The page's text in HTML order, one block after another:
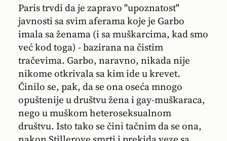
Paris trvdi da je zapravo "upoznatost"
javnosti sa svim aferama koje je Garbo
imala sa ženama (i sa muškarcima, kad smo
već kod toga) - bazirana na čistim
tračevima. Garbo, naravno, nikada nije
nikome otkrivala sa kim ide u krevet.
Činilo se, pak, da se ona oseća mnogo
opuštenije u društvu žena i gay-muškaraca,
nego u muškom heteroseksualnom
društvu. Isto tako se čini tačnim da se ona,